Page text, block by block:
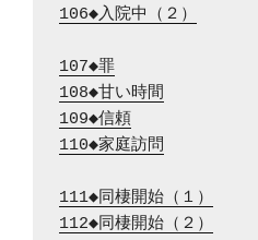
106◆入院中（２）
107◆罪
108◆甘い時間
109◆信頼
110◆家庭訪問
111◆同棲開始（１）
112◆同棲開始（２）